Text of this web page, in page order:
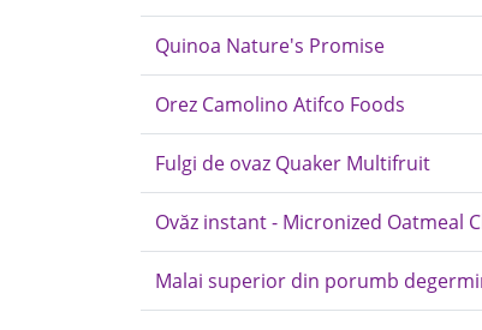
Quinoa Nature's Promise
Orez Camolino Atifco Foods
Fulgi de ovaz Quaker Multifruit
Ovăz instant - Micronized Oatmeal
Malai superior din porumb